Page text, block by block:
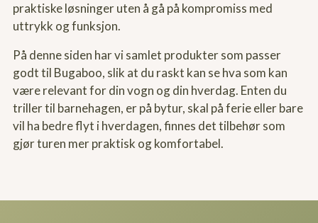
praktiske løsninger uten å gå på kompromiss med
uttrykk og funksjon.
På denne siden har vi samlet produkter som passer
godt til Bugaboo, slik at du raskt kan se hva som kan
være relevant for din vogn og din hverdag. Enten du
triller til barnehagen, er på bytur, skal på ferie eller bare
vil ha bedre flyt i hverdagen, finnes det tilbehør som
gjør turen mer praktisk og komfortabel.